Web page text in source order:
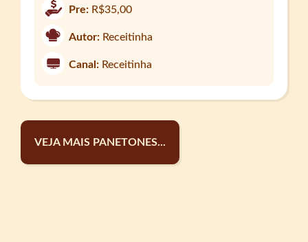
Pre: R$35,00
Autor: Receitinha
Canal: Receitinha
VEJA MAIS PANETONES...